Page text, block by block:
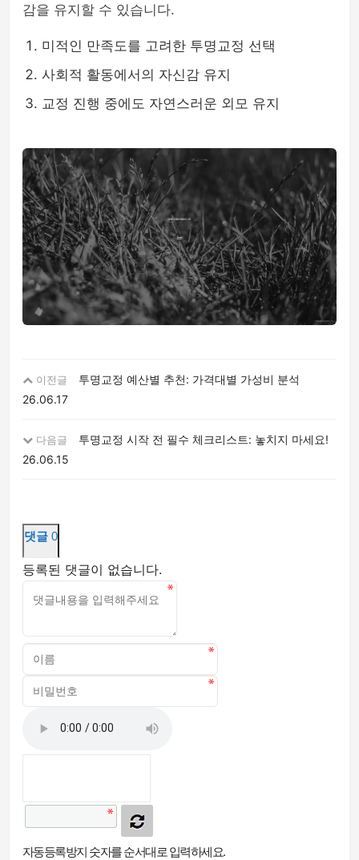
감을 유지할 수 있습니다.
미적인 만족도를 고려한 투명교정 선택
사회적 활동에서의 자신감 유지
교정 진행 중에도 자연스러운 외모 유지
이전글
투명교정 예산별 추천: 가격대별 가성비 분석
26.06.17
다음글
투명교정 시작 전 필수 체크리스트: 놓치지 마세요!
26.06.15
댓글 0
등록된 댓글이 없습니다.
자동등록방지 숫자를 순서대로 입력하세요.